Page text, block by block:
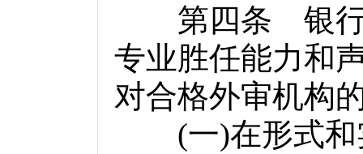
第四条 银行业
专业胜任能力和
对合格外审机构
(一)在形式